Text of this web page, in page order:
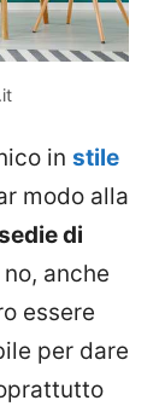
in stile
modo alla
di
anche
essere
per dare